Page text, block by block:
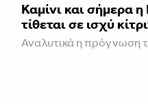
Καμίνι και σήμερα
τίθεται σε ισχύ
Αναλυτικά η πρόγνωση